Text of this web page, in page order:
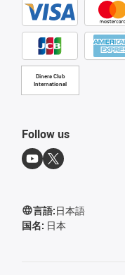
Diners Club
International
Follow us
言語:日本語
国名: 日本